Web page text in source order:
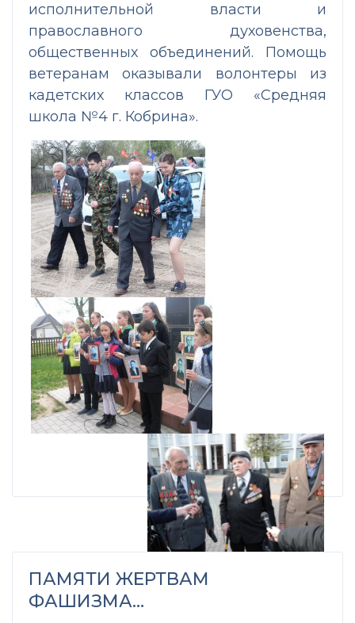
исполнительной власти и
православного духовенства,
общественных объединений. Помощь
ветеранам оказывали волонтеры из
кадетских классов ГУО «Средняя
школа №4 г. Кобрина».
ПАМЯТИ ЖЕРТВАМ
ФАШИЗМА…